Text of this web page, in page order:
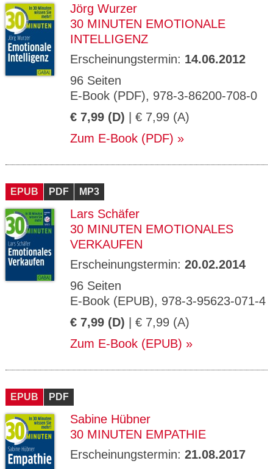
Jörg Wurzer
30 MINUTEN EMOTIONALE
INTELLIGENZ
Erscheinungstermin: 14.06.2012
96 Seiten
E-Book (PDF), 978-3-86200-708-0
€ 7,99 (D) | € 7,99 (A)
Zum E-Book (PDF)
EPUB PDF MP3
Lars Schäfer
30 MINUTEN EMOTIONALES
VERKAUFEN
Erscheinungstermin: 20.02.2014
96 Seiten
E-Book (EPUB), 978-3-95623-071-4
€ 7,99 (D) | € 7,99 (A)
Zum E-Book (EPUB)
EPUB PDF
Sabine Hübner
30 MINUTEN EMPATHIE
Erscheinungstermin: 21.08.2017